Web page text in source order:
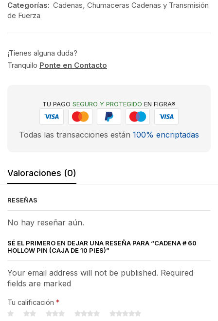
Categorías: Cadenas, Chumaceras Cadenas y Transmisión
de Fuerza
¡Tienes alguna duda?
Tranquilo Ponte en Contacto
TU PAGO SEGURO Y PROTEGIDO EN FIGRA®
Todas las transacciones están 100% encriptadas
Valoraciones (0)
RESEÑAS
No hay reseñar aún.
SÉ EL PRIMERO EN DEJAR UNA RESEÑA PARA “CADENA # 60
HOLLOW PIN (CAJA DE 10 PIES)”
Your email address will not be published. Required
fields are marked
Tu calificación *